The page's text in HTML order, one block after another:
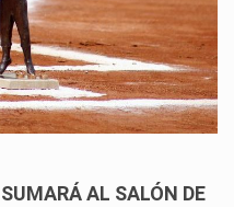
AL SALÓN DE